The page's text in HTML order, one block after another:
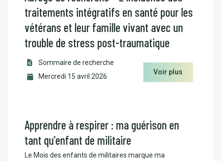
traitements intégratifs en santé pour les
vétérans et leur famille vivant avec un
trouble de stress post-traumatique
Sommaire de recherche
Mercredi 15 avril 2026
Voir plus
Apprendre à respirer : ma guérison en
tant qu’enfant de militaire
Le Mois des enfants de militaires marque ma